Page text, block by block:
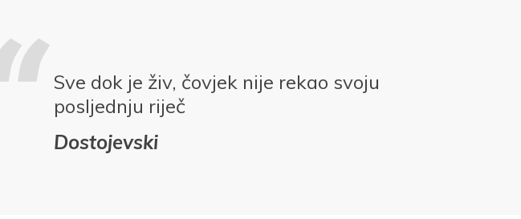
Sve dok je živ, čovjek nije rekao svoju
posljednju riječ
Dostojevski